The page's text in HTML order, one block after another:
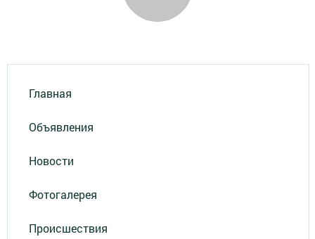
Главная
Объявления
Новости
Фотогалерея
Происшествия